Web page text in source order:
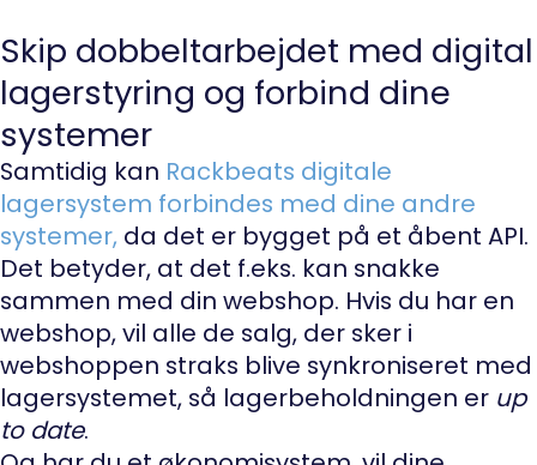
Skip dobbeltarbejdet med digital
lagerstyring og forbind dine
systemer
Samtidig kan Rackbeats digitale
lagersystem forbindes med dine andre
systemer, da det er bygget på et åbent API.
Det betyder, at det f.eks. kan snakke
sammen med din webshop. Hvis du har en
webshop, vil alle de salg, der sker i
webshoppen straks blive synkroniseret med
lagersystemet, så lagerbeholdningen er up
to date.